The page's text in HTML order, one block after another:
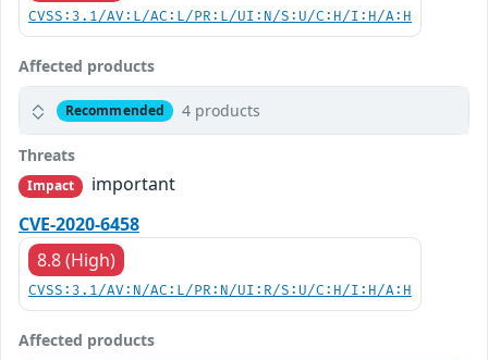
CVSS:3.1/AV:L/AC:L/PR:L/UI:N/S:U/C:H/I:H/A:H
Affected products
Recommended 4 products
Threats
Impact
important
CVE-2020-6458
8.8 (High)
CVSS:3.1/AV:N/AC:L/PR:N/UI:R/S:U/C:H/I:H/A:H
Affected products